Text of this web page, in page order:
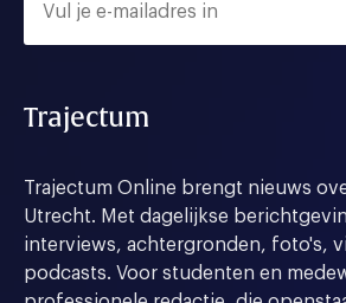
Trajectum
Trajectum Online brengt nieuws
Utrecht. Met dagelijkse
interviews, achtergronden, foto's,
podcasts. Voor studenten en